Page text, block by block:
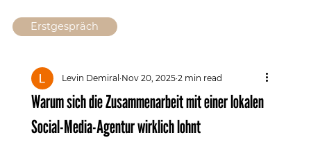
Erstgespräch
Warum sich die Zusammenarbeit mit einer lokalen
Social-Media-Agentur wirklich lohnt
Levin Demiral Nov 20, 2025 2 min read